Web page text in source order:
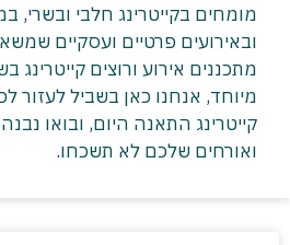
מומחים בקייטרינג חלבי ובשרי,
ובאירועים פרטיים ועסקיים
מתכננים אירוע ורוצים
מיוחד, אנחנו כאן בשביל לעזור
קייטרינג התאנה היום, ובואו
ואורחים שלכם לא תשכחו.